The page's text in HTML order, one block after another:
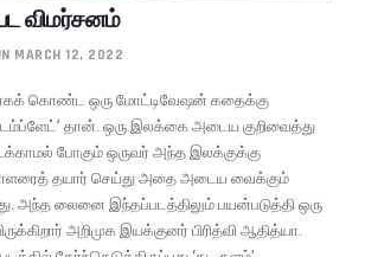
விமர்சனம்
MARCH 12, 2022
கொண்ட ஒரு மோட்டிவேஷன் கதைக்கு
தான். ஒரு இலக்கை அடைய குறிவைத்து
போகும் ஒருவர் அந்த இலக்குக்கு
தயார் செய்து அதை அடைய வைக்கும்
அந்த லைனை இந்தப்படத்திலும் பயன்படுத்தி ஒரு
அறிமுக இயக்குனர் பிரித்வி ஆதித்யா.